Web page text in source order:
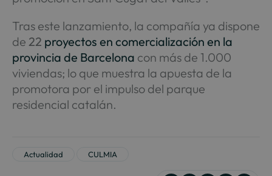
Tras este lanzamiento, la compañía ya dispone
de 22 proyectos en comercialización en la
provincia de Barcelona con más de 1.000
viviendas; lo que muestra la apuesta de la
promotora por el impulso del parque
residencial catalán.
Actualidad CULMIA